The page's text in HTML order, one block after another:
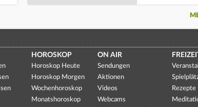
HOROSKOP
Horoskop Heute
Horoskop Morgen
Wochenhoroskop
Monatshoroskop
ON AIR
Sendungen
Aktionen
Videos
Webcams
Rezepte